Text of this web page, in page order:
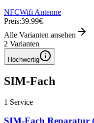
NFCWifi Antenne
Preis:39.99€
Alle Varianten ansehen
2 Varianten
Hochwertig
SIM-Fach
1 Service
SIM-Fach Reparatur